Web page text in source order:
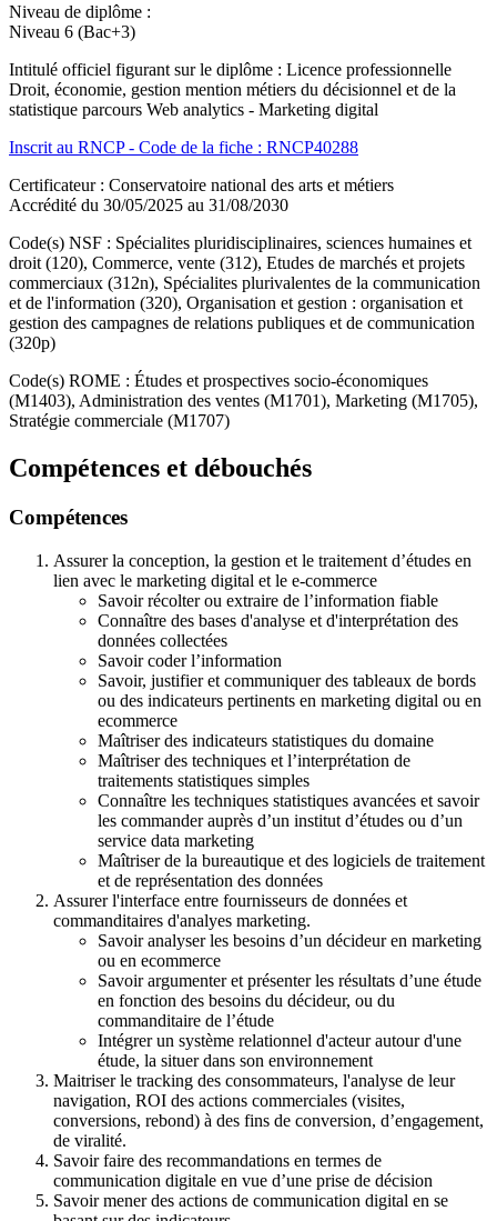
Niveau de diplôme :
Niveau 6 (Bac+3)
Intitulé officiel figurant sur le diplôme : Licence professionnelle
Droit, économie, gestion mention métiers du décisionnel et de la
statistique parcours Web analytics - Marketing digital
Inscrit au RNCP - Code de la fiche : RNCP40288
Certificateur : Conservatoire national des arts et métiers
Accrédité du 30/05/2025 au 31/08/2030
Code(s) NSF : Spécialites pluridisciplinaires, sciences humaines et
droit (120), Commerce, vente (312), Etudes de marchés et projets
commerciaux (312n), Spécialites plurivalentes de la communication
et de l'information (320), Organisation et gestion : organisation et
gestion des campagnes de relations publiques et de communication
(320p)
Code(s) ROME : Études et prospectives socio-économiques
(M1403), Administration des ventes (M1701), Marketing (M1705),
Stratégie commerciale (M1707)
Compétences et débouchés
Compétences
Assurer la conception, la gestion et le traitement d’études en
lien avec le marketing digital et le e-commerce
Savoir récolter ou extraire de l’information fiable
Connaître des bases d'analyse et d'interprétation des
données collectées
Savoir coder l’information
Savoir, justifier et communiquer des tableaux de bords
ou des indicateurs pertinents en marketing digital ou en
ecommerce
Maîtriser des indicateurs statistiques du domaine
Maîtriser des techniques et l’interprétation de
traitements statistiques simples
Connaître les techniques statistiques avancées et savoir
les commander auprès d’un institut d’études ou d’un
service data marketing
Maîtriser de la bureautique et des logiciels de traitement
et de représentation des données
Assurer l'interface entre fournisseurs de données et
commanditaires d'analyes marketing.
Savoir analyser les besoins d’un décideur en marketing
ou en ecommerce
Savoir argumenter et présenter les résultats d’une étude
en fonction des besoins du décideur, ou du
commanditaire de l’étude
Intégrer un système relationnel d'acteur autour d'une
étude, la situer dans son environnement
Maitriser le tracking des consommateurs, l'analyse de leur
navigation, ROI des actions commerciales (visites,
conversions, rebond) à des fins de conversion, d’engagement,
de viralité.
Savoir faire des recommandations en termes de
communication digitale en vue d’une prise de décision
Savoir mener des actions de communication digital en se